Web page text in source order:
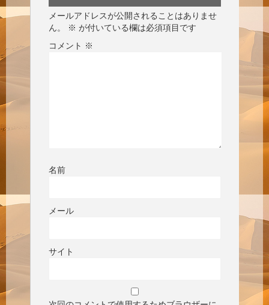
メールアドレスが公開されることはありませ
ん。
※ が付いている欄は必須項目です
コメント ※
名前
メール
サイト